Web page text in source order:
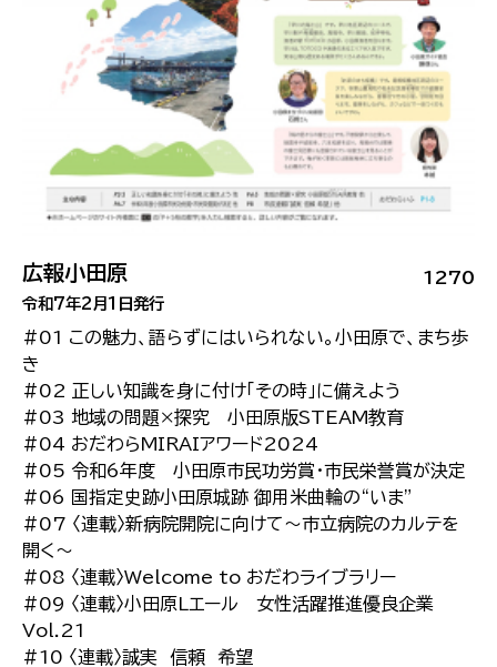
1270
広報小田原
令和7年2月1日発行
#01 この魅力、語らずにはいられない。小田原で、まち歩
き
#02 正しい知識を身に付け「その時」に備えよう
#03 地域の問題×探究 小田原版STEAM教育
#04 おだわらMIRAIアワード2024
#05 令和6年度 小田原市民功労賞・市民栄誉賞が決定
#06 国指定史跡小田原城跡 御用米曲輪の“いま”
#07 〈連載〉新病院開院に向けて～市立病院のカルテを
開く～
#08 〈連載〉Welcome to おだわライブラリー
#09 〈連載〉小田原Lエール 女性活躍推進優良企業
Vol.21
#10 〈連載〉誠実 信頼 希望